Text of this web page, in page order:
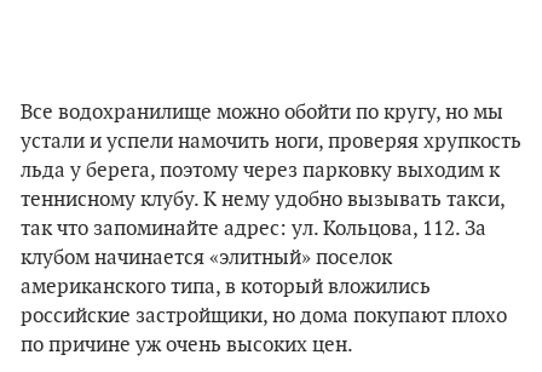
Все водохранилище можно обойти по кругу, но мы
устали и успели намочить ноги, проверяя хрупкость
льда у берега, поэтому через парковку выходим к
теннисному клубу. К нему удобно вызывать такси,
так что запоминайте адрес: ул. Кольцова, 112. За
клубом начинается «элитный» поселок
американского типа, в который вложились
российские застройщики, но дома покупают плохо
по причине уж очень высоких цен.